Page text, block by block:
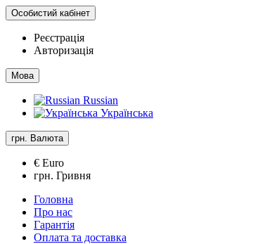
Особистий кабінет
Реєстрація
Авторизація
Мова
Russian
Українська
грн. Валюта
€ Euro
грн. Гривня
Головна
Про нас
Гарантія
Оплата та доставка